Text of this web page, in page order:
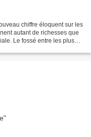
chiffre éloquent sur les
autant de richesses que
Le fossé entre les plus